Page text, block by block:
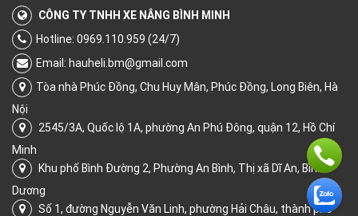
CÔNG TY TNHH XE NÂNG BÌNH MINH
Hotline: 0969.110.959 (24/7)
Email: hauheli.bm@gmail.com
Tòa nhà Phúc Đồng, Chu Huy Mân, Phúc Đồng, Long Biên, Hà
Nội
2545/3A, Quốc lộ 1A, phường An Phú Đông, quận 12, Hồ Chí
Minh
Khu phố Bình Đường 2, Phường An Bình, Thị xã Dĩ An, Bình
Dương
Số 1, đường Nguyễn Văn Linh, phường Hải Châu, thành phố